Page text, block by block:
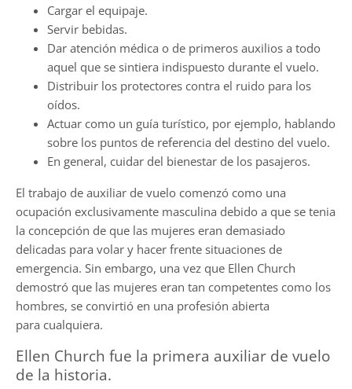
Cargar el equipaje.
Servir bebidas.
Dar atención médica o de primeros auxilios a todo
aquel que se sintiera indispuesto durante el vuelo.
Distribuir los protectores contra el ruido para los
oídos.
Actuar como un guía turístico, por ejemplo, hablando
sobre los puntos de referencia del destino del vuelo.
En general, cuidar del bienestar de los pasajeros.
El trabajo de auxiliar de vuelo comenzó como una
ocupación exclusivamente masculina debido a que se tenia
la concepción de que las mujeres eran demasiado
delicadas para volar y hacer frente situaciones de
emergencia. Sin embargo, una vez que Ellen Church
demostró que las mujeres eran tan competentes como los
hombres, se convirtió en una profesión abierta
para cualquiera.
Ellen Church fue la primera auxiliar de vuelo
de la historia.